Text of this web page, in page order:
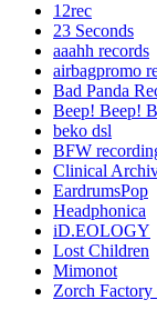
12rec
23 Seconds
aaahh records
airbagpromo
Bad Panda
Beep! Beep!
beko dsl
BFW
Clinical
EardrumsPop
Headphonica
iD.EOLOGY
Lost Children
Mimonot
Zorch Factory